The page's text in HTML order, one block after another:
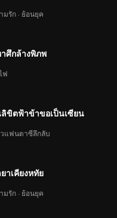
มรัก · ย้อนยุค
ศึกล้างพิภพ
ฟ
ขิตฟ้าข้าขอเป็นเซียน
แฟนตาซีลึกลับ
าเคียงหทัย
มรัก · ย้อนยุค